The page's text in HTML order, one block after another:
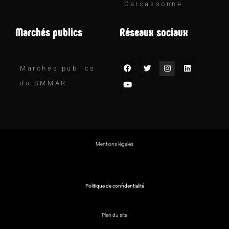
Carcassonne
Marchés publics
Marchés publics
du SMMAR
Réseaux sociaux
Mentions légales
Politique de confidentialité
Plan du site